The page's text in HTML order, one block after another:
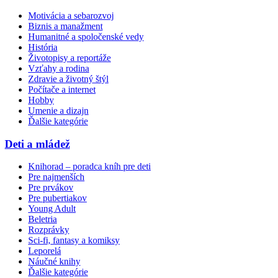
Motivácia a sebarozvoj
Biznis a manažment
Humanitné a spoločenské vedy
História
Životopisy a reportáže
Vzťahy a rodina
Zdravie a životný štýl
Počítače a internet
Hobby
Umenie a dizajn
Ďalšie kategórie
Deti a mládež
Knihorad – poradca kníh pre deti
Pre najmenších
Pre prvákov
Pre pubertiakov
Young Adult
Beletria
Rozprávky
Sci-fi, fantasy a komiksy
Leporelá
Náučné knihy
Ďalšie kategórie